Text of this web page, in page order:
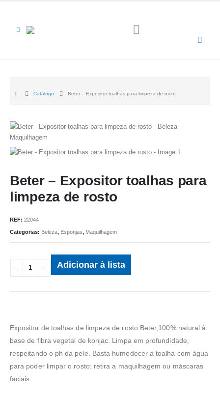
Catálogo Beter – Expositor toalhas para limpeza de rosto
Beter – Expositor toalhas para
limpeza de rosto
REF: 22044
Categorias: Beleza, Esponjas, Maquilhagem
Adicionar à lista
Expositor de toalhas de limpeza de rosto Beter,100% natural à
base de fibra vegetal de konjac. Limpa em profundidade,
respeitando o ph da pele. Basta humedecer a toalha com água
para poder limpar o rosto: retira a maquilhagem ou máscaras
faciais.